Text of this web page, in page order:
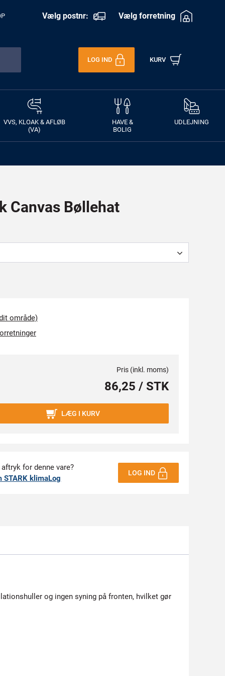
Vælg postnr: Vælg forretning
LOG IND KURV
VVS, KLOAK & AFLØB
(VA)
HAVE &
BOLIG
UDLEJNING
Canvas Bøllehat
område)
Pris (inkl. moms)
86,25 / STK
LÆG I KURV
aftryk for denne vare?
STARK klimaLog
LOG IND
og ingen syning på fronten, hvilket gør